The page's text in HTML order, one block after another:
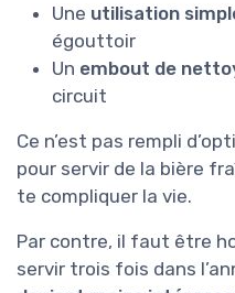
Une utilisation
égouttoir
Un embout de
circuit
Ce n’est pas rempli
pour servir de la bière
te compliquer la vie.
Par contre, il faut être
servir trois fois dans